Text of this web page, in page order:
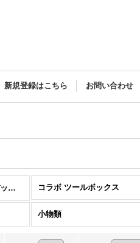
新規登録はこちら お問い合わせ
SeaDek|シーデック|ボート|床材|EVA (全商品) コラボ ツールボックス
小物類